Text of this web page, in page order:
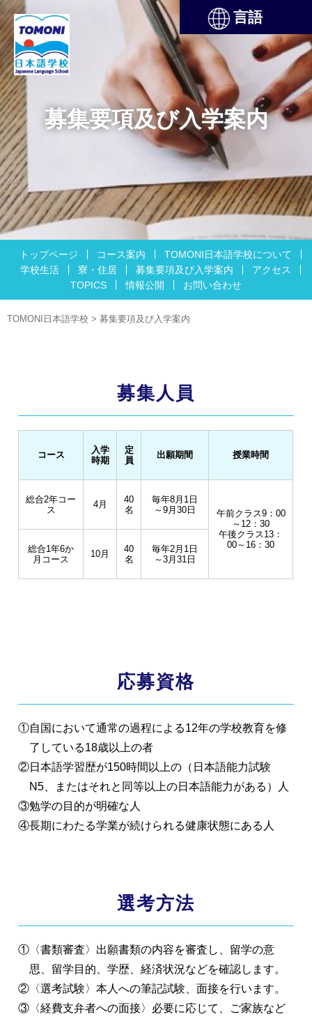
言語
募集要項及び入学案内
トップページ コース案内
TOMONI日本語学校について
学校生活
寮・住居 募集要項及び入学案内
アクセス
TOPICS
情報公開 お問い合わせ
TOMONI日本語学校 > 募集要項及び入学案内
募集人員
コース
入学
時期
定
員
出願期間 授業時間
総合2年コー
ス
4月
40
名
毎年8月1日
～9月30日
午前クラス9：00
～12：30
午後クラス13：
00～16：30
総合1年6か
月コース
10月
40
名
毎年2月1日
～3月31日
応募資格
①自国において通常の過程による12年の学校教育を修
了している18歳以上の者
②日本語学習歴が150時間以上の（日本語能力試験
N5、またはそれと同等以上の日本語能力がある）人
③勉学の目的が明確な人
④長期にわたる学業が続けられる健康状態にある人
選考方法
①〈書類審査〉出願書類の内容を審査し、留学の意
思、留学目的、学歴、経済状況などを確認します。
②〈選考試験〉本人への筆記試験、面接を行います。
③〈経費支弁者への面接〉必要に応じて、ご家族など